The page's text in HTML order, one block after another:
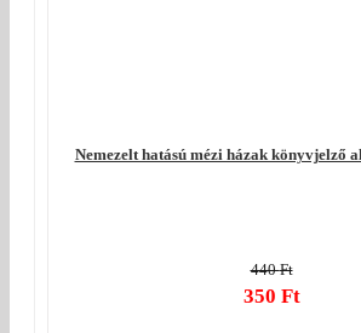
Nemezelt hatású mézi házak könyvjelző
440Ft
Original
350 Ft